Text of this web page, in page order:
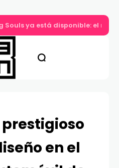
Souls ya está disponible: el
en el